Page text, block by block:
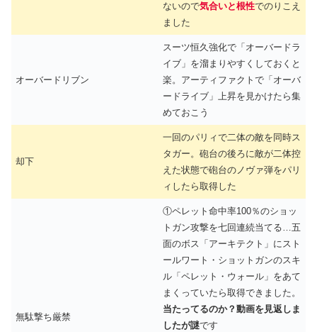
ないので気合いと根性でのりこえ
ました
オーバードリブン
スーツ恒久強化で「オーバードラ
イブ」を溜まりやすくしておくと
楽。アーティファクトで「オーバ
ードライブ」上昇を見かけたら集
めておこう
却下
一回のパリィで二体の敵を同時ス
タガー。砲台の後ろに敵が二体控
えた状態で砲台のノヴァ弾をパリ
ィしたら取得した
無駄撃ち厳禁
①ペレット命中率100％のショッ
トガン攻撃を七回連続当てる…五
面のボス「アーキテクト」にスト
ールワート・ショットガンのスキ
ル「ペレット・ウォール」をあて
まくっていたら取得できました。
当たってるのか？動画を見返しま
したが謎です